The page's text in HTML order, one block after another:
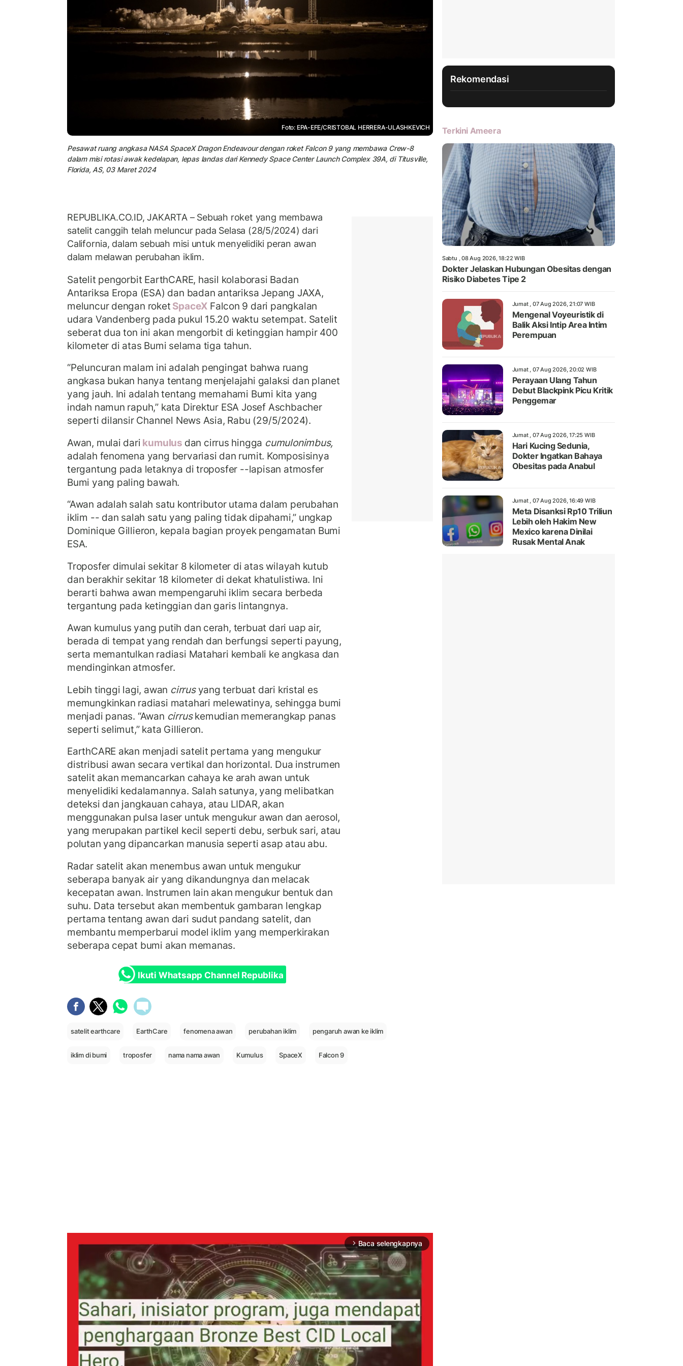
Foto: EPA-EFE/CRISTOBAL HERRERA-ULASHKEVICH
Pesawat ruang angkasa NASA SpaceX Dragon Endeavour dengan roket Falcon 9 yang membawa Crew-8
dalam misi rotasi awak kedelapan, lepas landas dari Kennedy Space Center Launch Complex 39A, di Titusville,
Florida, AS, 03 Maret 2024
REPUBLIKA.CO.ID, JAKARTA – Sebuah roket yang membawa
satelit canggih telah meluncur pada Selasa (28/5/2024) dari
California, dalam sebuah misi untuk menyelidiki peran awan
dalam melawan perubahan iklim.
Satelit pengorbit EarthCARE, hasil kolaborasi Badan
Antariksa Eropa (ESA) dan badan antariksa Jepang JAXA,
meluncur dengan roket SpaceX Falcon 9 dari pangkalan
udara Vandenberg pada pukul 15.20 waktu setempat. Satelit
seberat dua ton ini akan mengorbit di ketinggian hampir 400
kilometer di atas Bumi selama tiga tahun.
“Peluncuran malam ini adalah pengingat bahwa ruang
angkasa bukan hanya tentang menjelajahi galaksi dan planet
yang jauh. Ini adalah tentang memahami Bumi kita yang
indah namun rapuh,” kata Direktur ESA Josef Aschbacher
seperti dilansir Channel News Asia, Rabu (29/5/2024).
Awan, mulai dari kumulus dan cirrus hingga cumulonimbus,
adalah fenomena yang bervariasi dan rumit. Komposisinya
tergantung pada letaknya di troposfer --lapisan atmosfer
Bumi yang paling bawah.
“Awan adalah salah satu kontributor utama dalam perubahan
iklim -- dan salah satu yang paling tidak dipahami,” ungkap
Dominique Gillieron, kepala bagian proyek pengamatan Bumi
ESA.
Troposfer dimulai sekitar 8 kilometer di atas wilayah kutub
dan berakhir sekitar 18 kilometer di dekat khatulistiwa. Ini
berarti bahwa awan mempengaruhi iklim secara berbeda
tergantung pada ketinggian dan garis lintangnya.
Awan kumulus yang putih dan cerah, terbuat dari uap air,
berada di tempat yang rendah dan berfungsi seperti payung,
serta memantulkan radiasi Matahari kembali ke angkasa dan
mendinginkan atmosfer.
Lebih tinggi lagi, awan cirrusyang terbuat dari kristal es
memungkinkan radiasi matahari melewatinya, sehingga bumi
menjadi panas. “Awan cirruskemudian memerangkap panas
seperti selimut,” kata Gillieron.
EarthCARE akan menjadi satelit pertama yang mengukur
distribusi awan secara vertikal dan horizontal. Dua instrumen
satelit akan memancarkan cahaya ke arah awan untuk
menyelidiki kedalamannya. Salah satunya, yang melibatkan
deteksi dan jangkauan cahaya, atau LIDAR, akan
menggunakan pulsa laser untuk mengukur awan dan aerosol,
yang merupakan partikel kecil seperti debu, serbuk sari, atau
polutan yang dipancarkan manusia seperti asap atau abu.
Radar satelit akan menembus awan untuk mengukur
seberapa banyak air yang dikandungnya dan melacak
kecepatan awan. Instrumen lain akan mengukur bentuk dan
suhu. Data tersebut akan membentuk gambaran lengkap
pertama tentang awan dari sudut pandang satelit, dan
membantu memperbarui model iklim yang memperkirakan
seberapa cepat bumi akan memanas.
Ikuti Whatsapp Channel Republika
satelit earthcare EarthCare fenomena awan perubahan iklim pengaruh awan ke iklim
iklim di bumi troposfer nama nama awan Kumulus SpaceX Falcon 9
arrow_forward_ios Baca selengkapnya
Rekomendasi
Terkini Ameera
Sabtu , 08 Aug 2026, 18:22 WIB
Dokter Jelaskan Hubungan Obesitas dengan
Risiko Diabetes Tipe 2
Jumat , 07 Aug 2026, 21:07 WIB
Mengenal Voyeuristik di
Balik Aksi Intip Area Intim
Perempuan
Jumat , 07 Aug 2026, 20:02 WIB
Perayaan Ulang Tahun
Debut Blackpink Picu Kritik
Penggemar
Jumat , 07 Aug 2026, 17:25 WIB
Hari Kucing Sedunia,
Dokter Ingatkan Bahaya
Obesitas pada Anabul
Jumat , 07 Aug 2026, 16:49 WIB
Meta Disanksi Rp10 Triliun
Lebih oleh Hakim New
Mexico karena Dinilai
Rusak Mental Anak